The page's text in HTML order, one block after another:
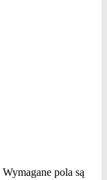
Wymagane pola są